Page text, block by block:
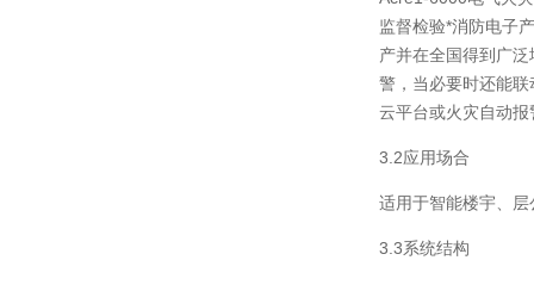
监督检验*消防电子
产并在全国得到广
警，当必要时还能
云平台或火灾自动
3.2应用场合
适用于智能楼宇、
3.3系统结构